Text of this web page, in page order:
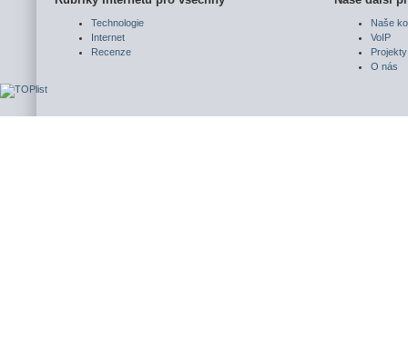
Technologie
Internet
Recenze
Naše
VoIP
Projekty
O nás